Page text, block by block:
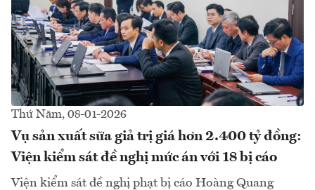
Thứ Năm, 08-01-2026
Vụ sản xuất sữa giả trị giá hơn 2.400 tỷ đồng:
Viện kiểm sát đề nghị mức án với 18 bị cáo
Viện kiểm sát đề nghị phạt bị cáo Hoàng Quang